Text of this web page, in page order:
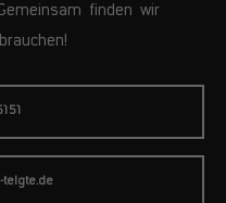
finden wir
telgte.de